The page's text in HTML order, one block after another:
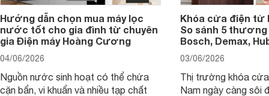
Hướng dẫn chọn mua máy lọc
nước tốt cho gia đình từ chuyên
gia Điện máy Hoàng Cương
04/06/2026
Nguồn nước sinh hoạt có thể chứa
cặn bẩn, vi khuẩn và nhiều tạp chất
Khóa cửa điện tử
So sánh 5 thương
Bosch, Demax,
03/06/2026
Thị trường khóa
Nam ngày càng sôi